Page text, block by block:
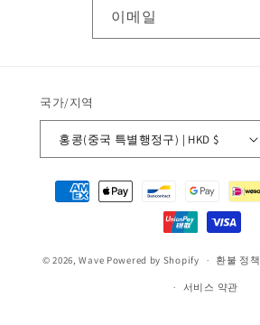
이메일
국가/지역
홍콩(중국 특별행정구) | HKD $
법© 2026,Wave Powered by Shopify 환불 정책
서비스 약관